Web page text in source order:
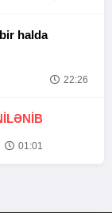
halda
22:26
01:01